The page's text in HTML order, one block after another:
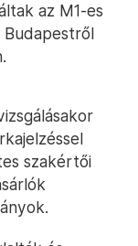
az M1-es
Budapestről
szakértői